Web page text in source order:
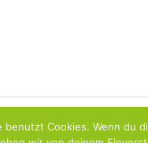
benutzt Cookies. Wenn du